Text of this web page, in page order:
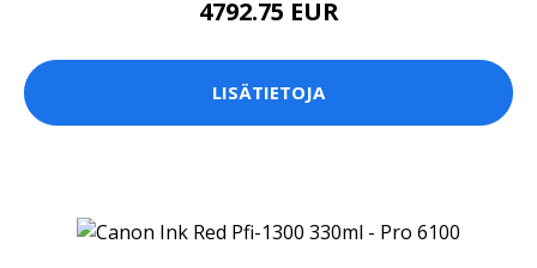
4792.75 EUR
LISÄTIETOJA